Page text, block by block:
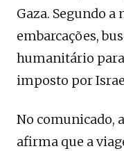
Gaza. Segundo a
embarcações,
humanitário
imposto por
No comunicado,
afirma que a